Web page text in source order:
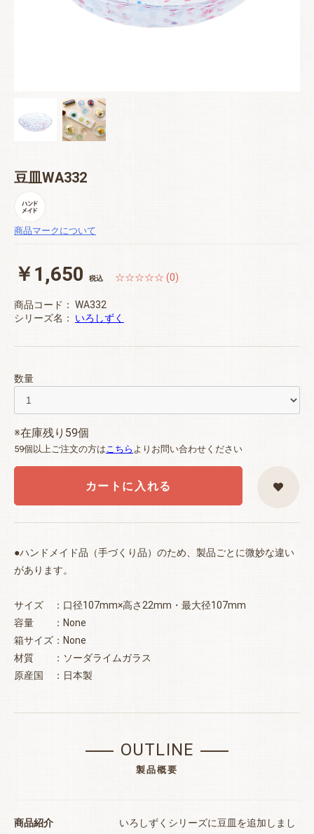
豆皿WA332
商品マークについて
￥1,650 税込 ☆☆☆☆☆ (0)
商品コード： WA332
シリーズ名： いろしずく
数量
※在庫残り59個
59個以上ご注文の方はこちら よりお問い合わせください
カートに入れる
●ハンドメイド品（手づくり品）のため、製品ごとに微妙な違い
があります。
サイズ ：口径107mm×高さ22mm・最大径107mm
容量 ：None
箱サイズ：None
材質 ：ソーダライムガラス
原産国 ：日本製
OUTLINE
製品概要
商品紹介
いろしずくシリーズに豆皿を追加しまし